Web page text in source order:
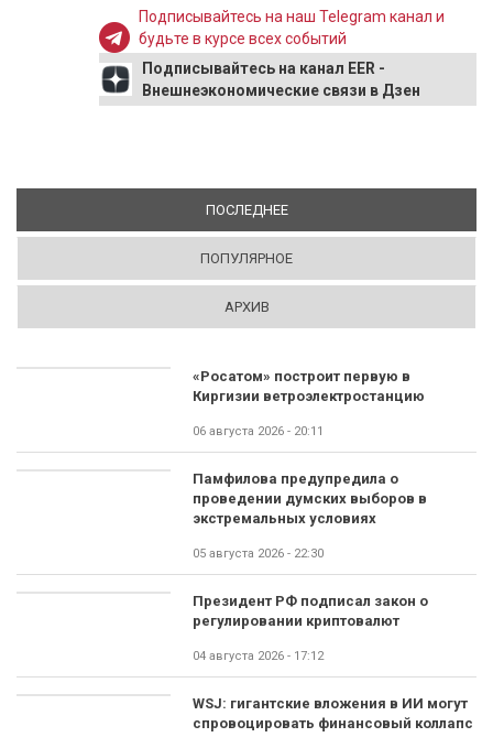
Подписывайтесь на наш Telegram канал и
будьте в курсе всех событий
Подписывайтесь на канал EER -
Внешнеэкономические связи в Дзен
ПОСЛЕДНЕЕ(АКТИВНАЯ ВКЛАДКА)
ПОПУЛЯРНОЕ
АРХИВ
«Росатом» построит первую в
Киргизии ветроэлектростанцию
06 августа 2026 - 20:11
Памфилова предупредила о
проведении думских выборов в
экстремальных условиях
05 августа 2026 - 22:30
Президент РФ подписал закон о
регулировании криптовалют
04 августа 2026 - 17:12
WSJ: гигантские вложения в ИИ могут
спровоцировать финансовый коллапс